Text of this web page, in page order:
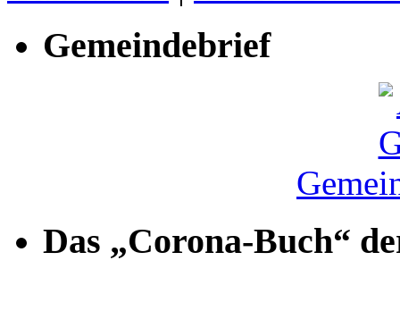
Gemeindebrief
Das „Corona-Buch“